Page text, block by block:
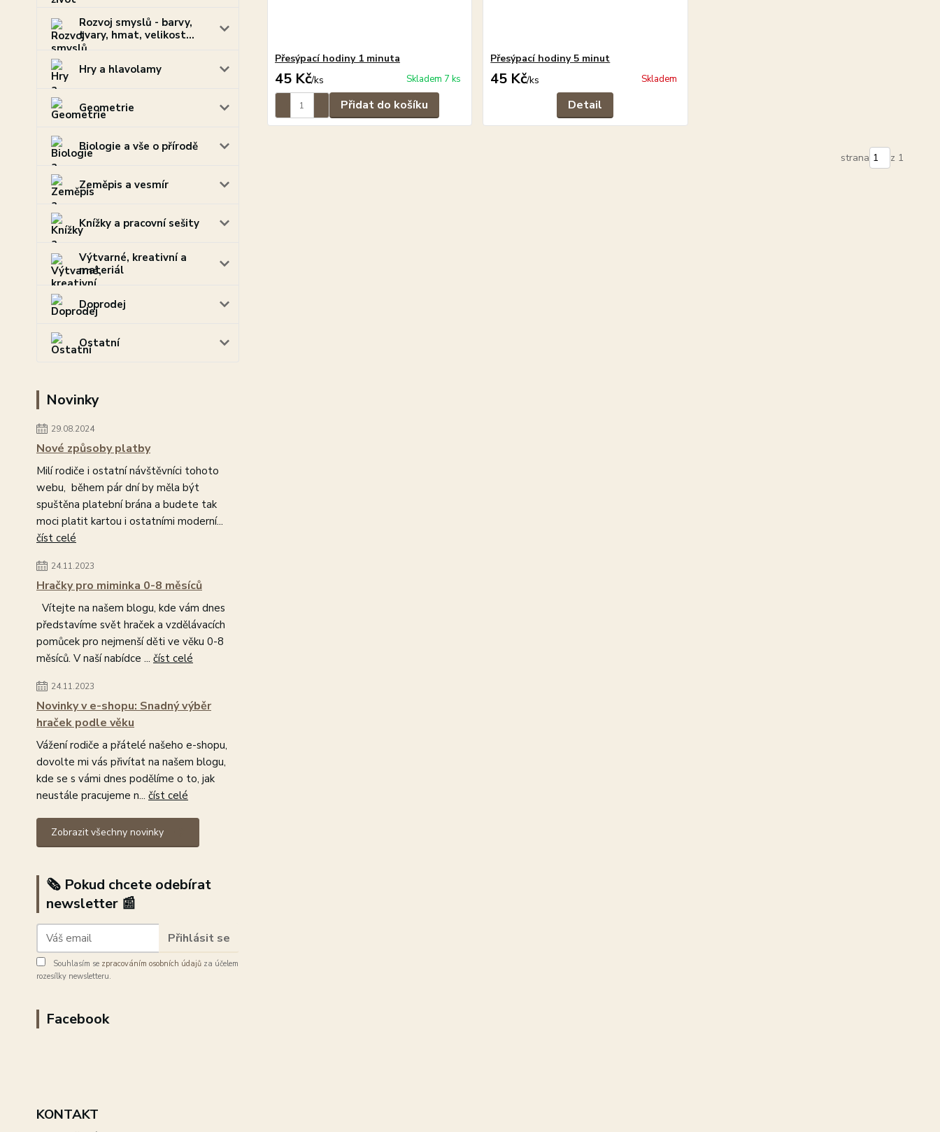
Rozvoj smyslů - barvy,
tvary, hmat, velikost...
Hry a hlavolamy
Geometrie
Biologie a vše o přírodě
Zeměpis a vesmír
Knížky a pracovní sešity
Výtvarné, kreativní a
materiál
Doprodej
Ostatní
Novinky
29.08.2024
Nové způsoby platby
Milí rodiče i ostatní návštěvníci tohoto
webu, během pár dní by měla být
spuštěna platební brána a budete tak
moci platit kartou i ostatními moderní...
číst celé
24.11.2023
Hračky pro miminka 0-8 měsíců
Vítejte na našem blogu, kde vám dnes
představíme svět hraček a vzdělávacích
pomůcek pro nejmenší děti ve věku 0-8
měsíců. V naší nabídce ... číst celé
24.11.2023
Novinky v e-shopu: Snadný výběr
hraček podle věku
Vážení rodiče a přátelé našeho e-shopu,
dovolte mi vás přivítat na našem blogu,
kde se s vámi dnes podělíme o to, jak
neustále pracujeme n... číst celé
Zobrazit všechny novinky
🗞️ Pokud chcete odebírat
newsletter 📰
Přihlásit se
Souhlasím se zpracováním osobních údajů za účelem
rozesílky newsletteru.
Facebook
KONTAKT
Přesýpací hodiny 1 minuta
45 Kč/ks Skladem 7 ks
Přidat do košíku
Přesýpací hodiny 5 minut
45 Kč/ks Skladem
Detail
strana z 1